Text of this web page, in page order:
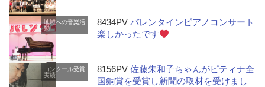
地域への音楽活
動
8434PVバレンタインピアノコンサート
楽しかったです
コンクール受賞
実績
8156PV佐藤朱和子ちゃんがピティナ全
国銅賞を受賞し新聞の取材を受けまし